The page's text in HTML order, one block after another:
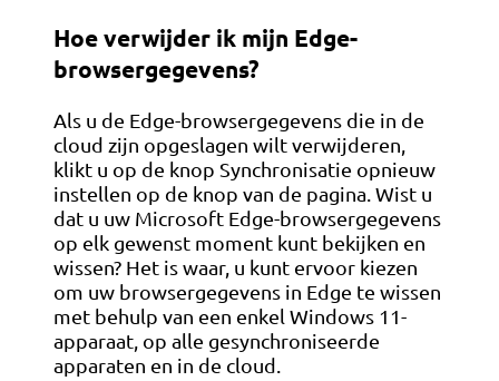
Hoe verwijder ik mijn Edge-
browsergegevens?
Als u de Edge-browsergegevens die in de
cloud zijn opgeslagen wilt verwijderen,
klikt u op de knop Synchronisatie opnieuw
instellen op de knop van de pagina. Wist u
dat u uw Microsoft Edge-browsergegevens
op elk gewenst moment kunt bekijken en
wissen? Het is waar, u kunt ervoor kiezen
om uw browsergegevens in Edge te wissen
met behulp van een enkel Windows 11-
apparaat, op alle gesynchroniseerde
apparaten en in de cloud.